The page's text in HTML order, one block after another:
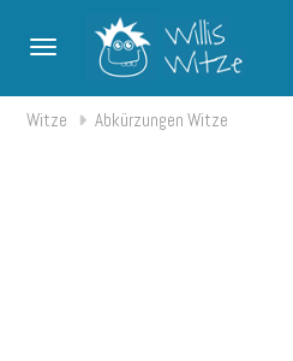
Toggle navigation
Witze Abkürzungen Witze